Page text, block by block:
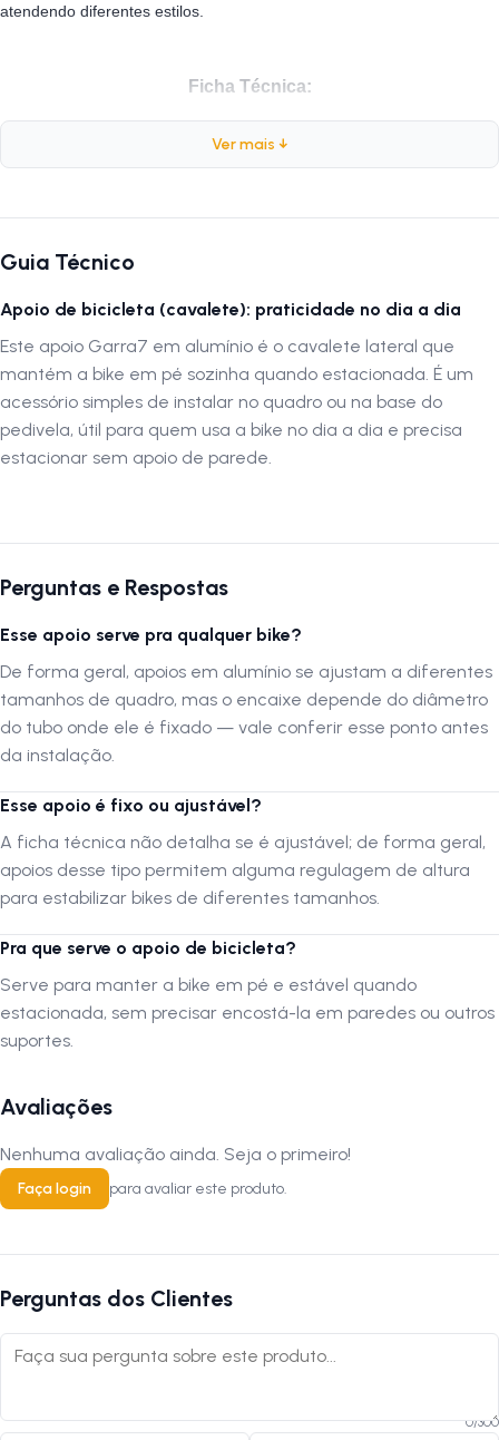
atendendo diferentes estilos.
Ficha Técnica:
Marca:Garra7
Diâmetro:25mm
Variadas
Por que usar a mesa Garra7 Trolinha
Amesa Garra7 Trolinha combina leveza, estética e funcionalidade
em uma peça compacta e durável. Ideal para quem deseja um
encaixe mais curto no guidão, ela garante agilidade e maior controle
Autenticação de montagem correta
Se optar por montar o produto por conta própria ou através de um
serviço não especializado, é crucial que a montagem seja verificada
por uma oficina especializada para confirmar que foi realizada
adequadamente.
A LOJA NA PISTA não se responsabiliza por montagens, instalações,
subir escadas ou transporte por guinchos para apartamentos.
Verifique as dimensões do produto e certifique-se que o mesmo passa
por portas, corredores e elevadores. Verifique limitações do produto
com o fabricante, se seus componentes e funcionalidades atendem a
sua necessidade.
Siga-nos no Instagram: @lojanapista
Assista nosso canal no YouTube: Lojanapista
Ver mais ↓
Guia Técnico
Apoio de bicicleta (cavalete): praticidade no dia a dia
Este apoio Garra7 em alumínio é o cavalete lateral que
mantém a bike em pé sozinha quando estacionada. É um
acessório simples de instalar no quadro ou na base do
pedivela, útil para quem usa a bike no dia a dia e precisa
estacionar sem apoio de parede.
Perguntas e Respostas
Esse apoio serve pra qualquer bike?
De forma geral, apoios em alumínio se ajustam a diferentes
tamanhos de quadro, mas o encaixe depende do diâmetro
do tubo onde ele é fixado — vale conferir esse ponto antes
da instalação.
Esse apoio é fixo ou ajustável?
A ficha técnica não detalha se é ajustável; de forma geral,
apoios desse tipo permitem alguma regulagem de altura
para estabilizar bikes de diferentes tamanhos.
Pra que serve o apoio de bicicleta?
Serve para manter a bike em pé e estável quando
estacionada, sem precisar encostá-la em paredes ou outros
suportes.
Avaliações
Nenhuma avaliação ainda. Seja o primeiro!
Faça login para avaliar este produto.
Perguntas dos Clientes
0/300